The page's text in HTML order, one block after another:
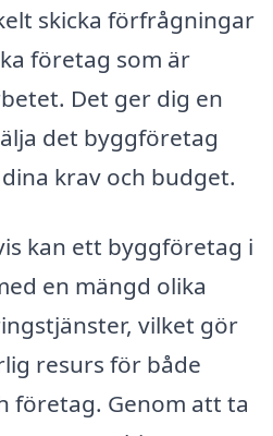
skicka förfrågningar
företag som är
Det ger dig en
det byggföretag
krav och budget.
kan ett byggföretag i
en mängd olika
vilket gör
resurs för både
företag. Genom att ta